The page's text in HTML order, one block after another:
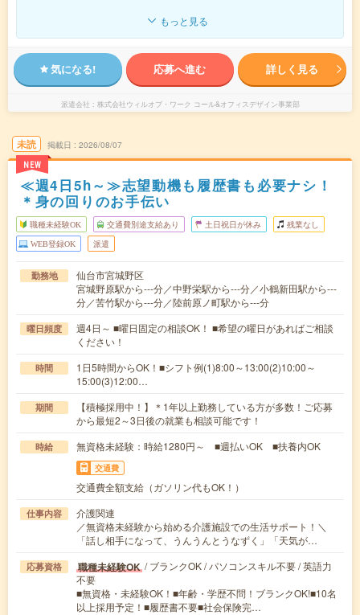
もっと見る
気になる! 応募へ進む 詳しく見る
派遣会社 株式会社ウィルオブ・ワーク コール&オフィスデザイン事業部
未読
NEW
掲載日 2026/08/07
≪週4日5h～≫志望動機も履歴書も必要ナシ！
＊身の回りのお手伝い
職種未経験OK 交通費別途支給あり 土日祝日が休み 残業なし
WEB登録OK 派遣
勤務地
仙台市宮城野区
宮城野原駅から---分／中野栄駅から---分／小鶴新田駅から---
分／苦竹駅から---分／陸前原ノ町駅から---分
曜日頻度
週4日～ ■曜日固定の相談OK！ ■希望の曜日があればご相談
ください！
時間
1日5時間からOK！■シフト例(1)8:00～13:00(2)10:00～
15:00(3)12:00…
期間
【積極採用中！】＊1年以上勤務している方が多数！ご応募
から最短2～3日後の就業も相談可能です！
時給 無資格未経験：時給1280円～ ■週払いOK ■扶養内OK
交通費
交通費全額支給（ガソリン代もOK！）
仕事内容
介護関連
／無資格未経験から始める介護施設での生活サポート！＼
「話し相手になって、うんうんとうなずく」「天気が…
応募資格 職種未経験OK / ブランクOK / パソコンスキル不要 / 英語力
不要
■無資格・未経験OK！■年齢・学歴不問！ブランクOK!■10名
以上採用予定！■履歴書不要■社会保険完…